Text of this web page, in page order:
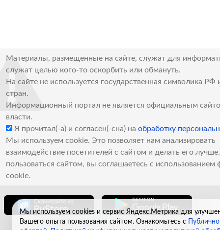
Материалы, размещенные на сайте, служат для
служат целью кого-то оскорбить или обмануть.
На сайте не используется государственная символика РФ
стран.
Информационный портал не является официальным
власти.
Я прочитал(-а) и согласен(-сна) на обработку
Мы используем cookie. Это позволяет нам анализировать
взаимодействие посетителей с сайтом и делать его
пользоваться сайтом, вы соглашаетесь с использованием
cookie.
Мы используем cookies и сервис Яндекс.Метрика для
Вашего опыта пользования сайтом. Ознакомьтесь с